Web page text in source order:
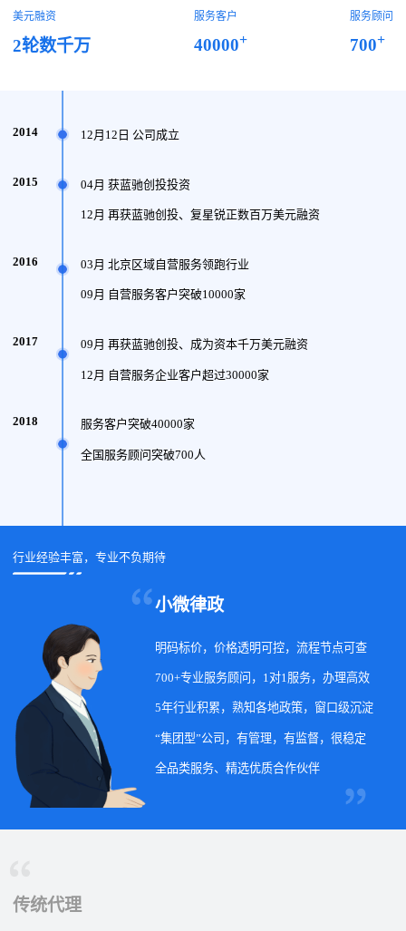
美元融资
2轮数千万
服务客户
40000+
服务顾问
700+
2014 12月12日 公司成立
2015 04月 获蓝驰创投投资
12月 再获蓝驰创投、复星锐正数百万美元融资
2016 03月 北京区域自营服务领跑行业
09月 自营服务客户突破10000家
2017 09月 再获蓝驰创投、成为资本千万美元融资
12月 自营服务企业客户超过30000家
2018 服务客户突破40000家
全国服务顾问突破700人
行业经验丰富，专业不负期待
小微律政
明码标价，价格透明可控，流程节点可查
700+专业服务顾问，1对1服务，办理高效
5年行业积累，熟知各地政策，窗口级沉淀
“集团型”公司，有管理，有监督，很稳定
全品类服务、精选优质合作伙伴
传统代理